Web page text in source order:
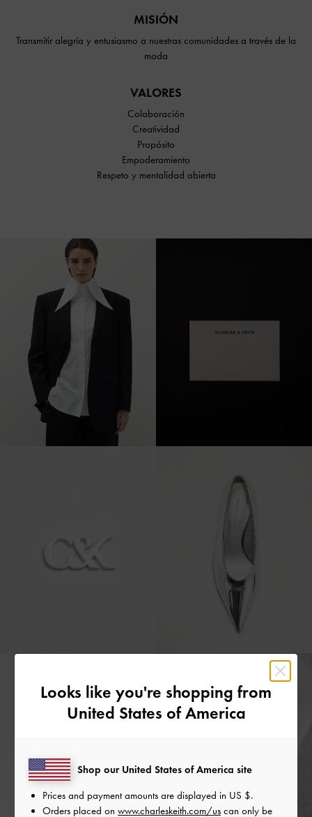
MISIÓN
Transmitir alegría y entusiasmo a nuestras comunidades a través de la
moda
VALORES
Colaboración
Creatividad
Propósito
Empoderamiento
Respeto y mentalidad abierta
Looks like you're shopping from
United States of America
Shop our United States of America site
Prices and payment amounts are displayed in US $.
Orders placed on www.charleskeith.com/us can only be